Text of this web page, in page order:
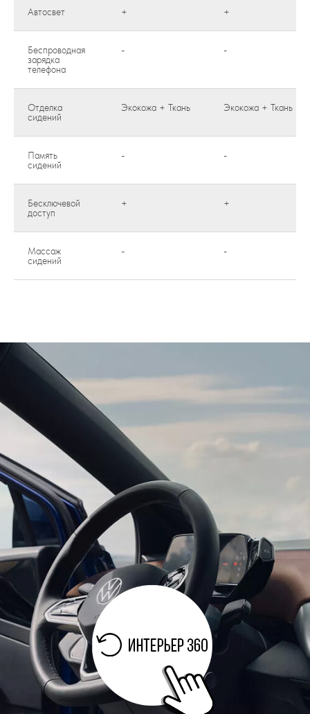
Автосвет + +
Беспроводная
зарядка
телефона
- -
Отделка
сидений
Экокожа + Ткань Экокожа + Ткань
Память
сидений
- -
Бесключевой
доступ
+ +
Массаж
сидений
- -